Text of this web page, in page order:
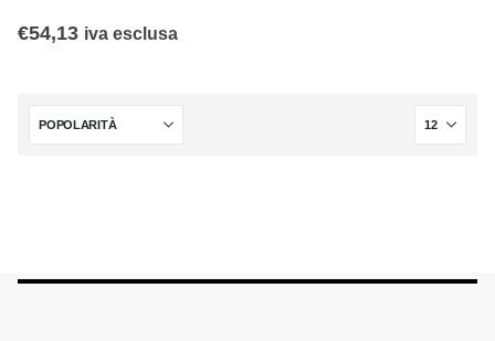
€54,13 iva esclusa